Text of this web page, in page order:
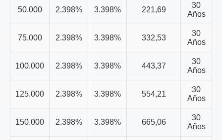
50.000 2.398% 3.398% 221,69
30
Años
75.000 2.398% 3.398% 332,53
30
Años
100.000 2.398% 3.398% 443,37
30
Años
125.000 2.398% 3.398% 554,21
30
Años
150.000 2.398% 3.398% 665,06
30
Años